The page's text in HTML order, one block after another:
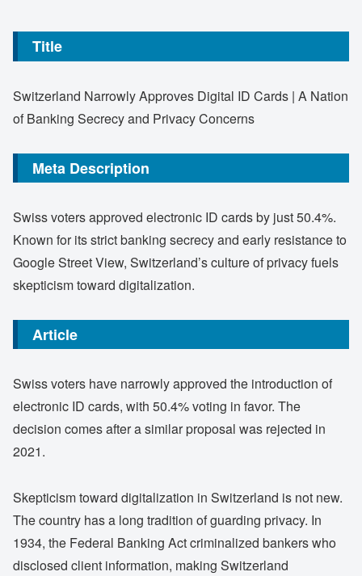
Title
Switzerland Narrowly Approves Digital ID Cards | A Nation
of Banking Secrecy and Privacy Concerns
Meta Description
Swiss voters approved electronic ID cards by just 50.4%.
Known for its strict banking secrecy and early resistance to
Google Street View, Switzerland’s culture of privacy fuels
skepticism toward digitalization.
Article
Swiss voters have narrowly approved the introduction of
electronic ID cards, with 50.4% voting in favor. The
decision comes after a similar proposal was rejected in
2021.
Skepticism toward digitalization in Switzerland is not new.
The country has a long tradition of guarding privacy. In
1934, the Federal Banking Act criminalized bankers who
disclosed client information, making Switzerland